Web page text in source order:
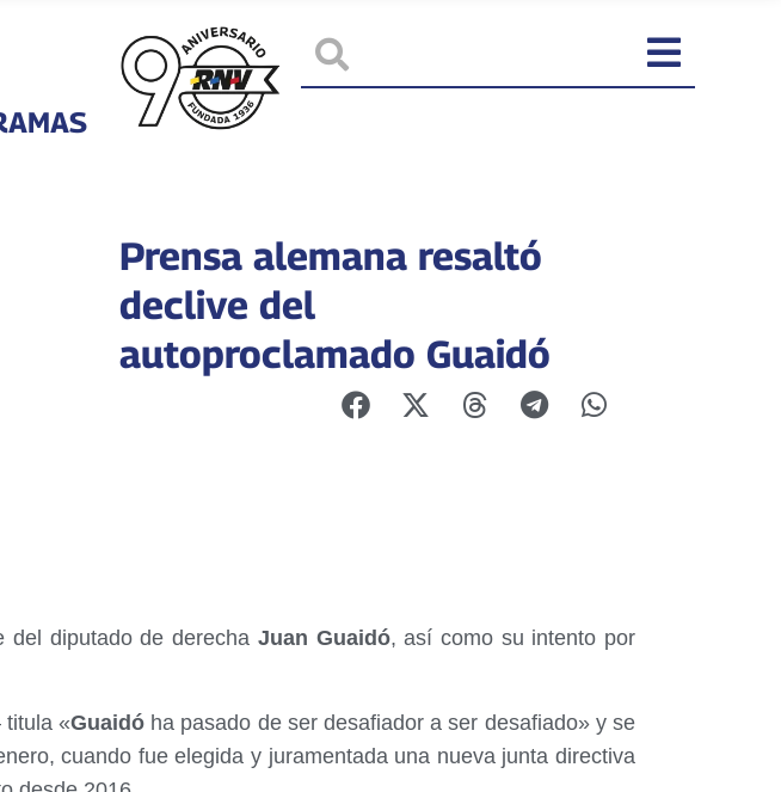
Prensa alemana resaltó
declive del
autoproclamado Guaidó
del diputado de derecha Juan Guaidó, así como su intento por
«Guaidóha pasado de ser desafiador a ser desafiado» y se
cuando fue elegida y juramentada una nueva junta directiva